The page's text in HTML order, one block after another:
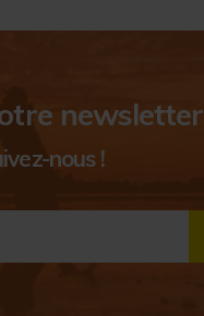
newsletter
nous !